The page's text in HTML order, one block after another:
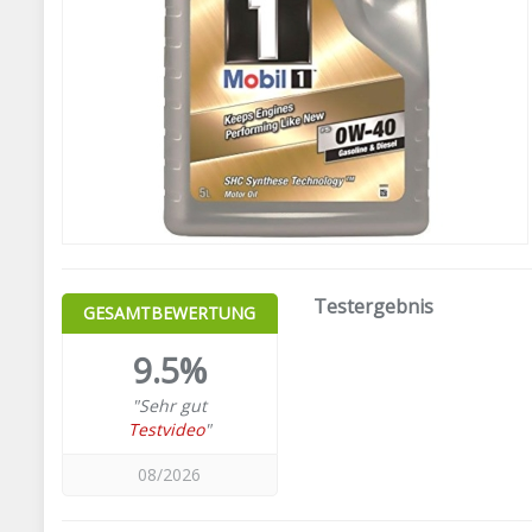
GESAMTBEWERTUNG
9.5%
"Sehr gut
Testvideo"
08/2026
Testergebnis